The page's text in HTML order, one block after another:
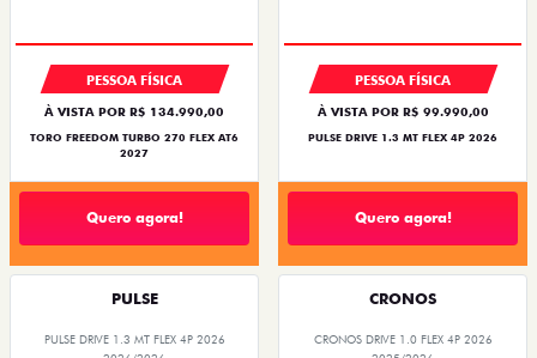
PESSOA FÍSICA
À VISTA POR R$ 134.990,00
TORO FREEDOM TURBO 270 FLEX AT6
2027
Quero agora!
PESSOA FÍSICA
À VISTA POR R$ 99.990,00
PULSE DRIVE 1.3 MT FLEX 4P 2026
Quero agora!
PULSE
PULSE DRIVE 1.3 MT FLEX 4P 2026
CRONOS
CRONOS DRIVE 1.0 FLEX 4P 2026